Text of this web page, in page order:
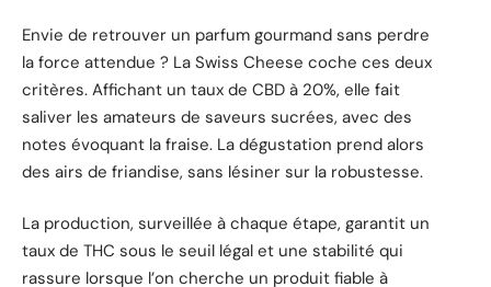
Envie de retrouver un parfum gourmand sans perdre
la force attendue ? La Swiss Cheese coche ces deux
critères. Affichant un taux de CBD à 20%, elle fait
saliver les amateurs de saveurs sucrées, avec des
notes évoquant la fraise. La dégustation prend alors
des airs de friandise, sans lésiner sur la robustesse.
La production, surveillée à chaque étape, garantit un
taux de THC sous le seuil légal et une stabilité qui
rassure lorsque l’on cherche un produit fiable à